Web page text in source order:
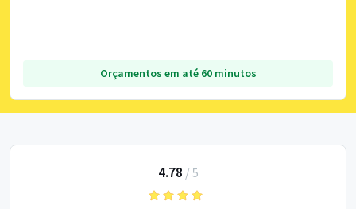
Orçamentos em até 60 minutos
4.78 / 5